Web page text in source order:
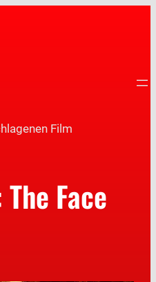
Film
The Face